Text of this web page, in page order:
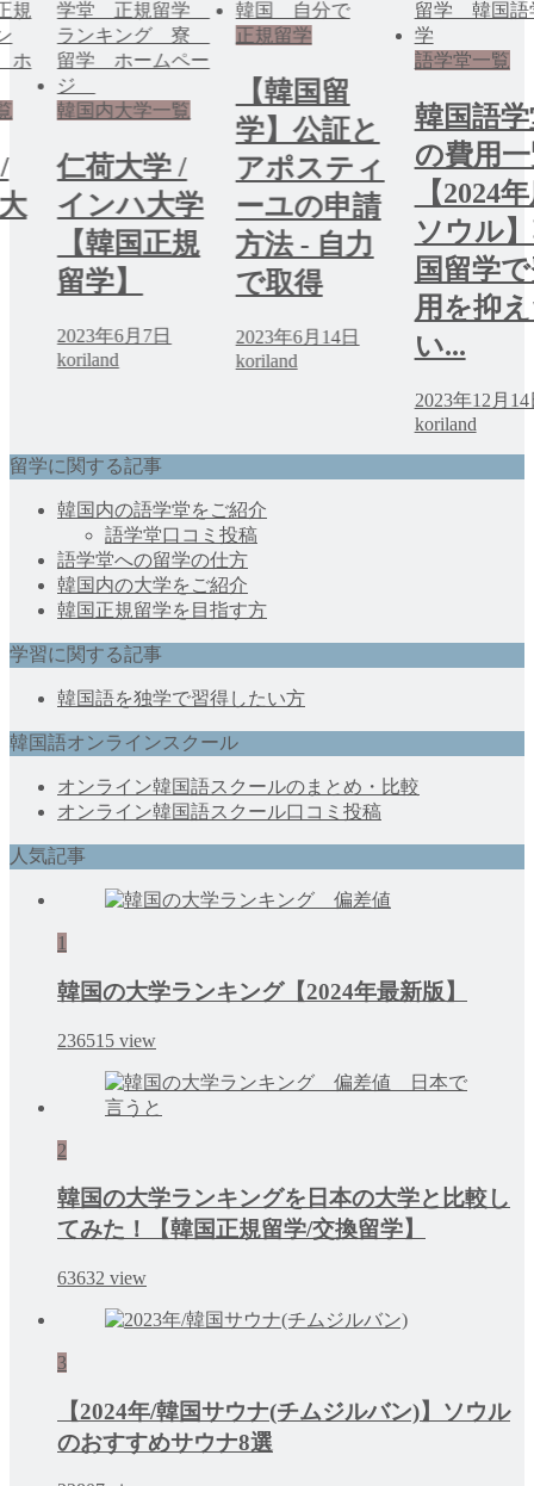
韓国内大学一覧
仁荷大学 /
インハ大学
【韓国正規
留学】
2023年6月7日
koriland
正規留学
【韓国留
学】公証と
アポスティ
ーユの申請
方法 - 自力
で取得
2023年6月14日
koriland
語学堂一覧
韓国語
の費用
【2024
ソウル
国留学
用を抑
い...
2023年12月14
koriland
留学に関する記事
韓国内の語学堂をご紹介
語学堂口コミ投稿
語学堂への留学の仕方
韓国内の大学をご紹介
韓国正規留学を目指す方
学習に関する記事
韓国語を独学で習得したい方
韓国語オンラインスクール
オンライン韓国語スクールのまとめ・比較
オンライン韓国語スクール口コミ投稿
人気記事
1
韓国の大学ランキング【2024年最新版】
236515 view
2
韓国の大学ランキングを日本の大学と比較し
てみた！【韓国正規留学/交換留学】
63632 view
3
【2024年/韓国サウナ(チムジルバン)】ソウル
のおすすめサウナ8選